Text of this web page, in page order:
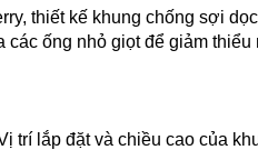
thiết kế khung chống sợi
ống nhỏ giọt để giảm
trí lắp đặt và chiều cao của